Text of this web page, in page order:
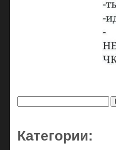
Категории: